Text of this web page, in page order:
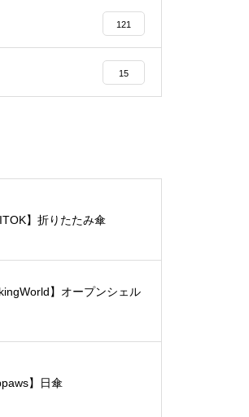
121
15
】折りたたみ傘
】オープンシェル
】日傘